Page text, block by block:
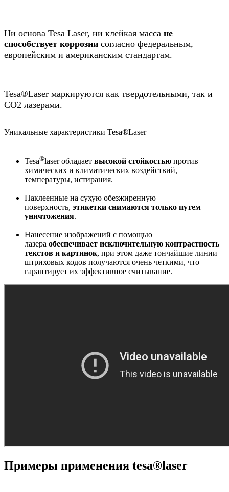
Ни основа Tesa Laser, ни клейкая масса не
способствует коррозии согласно федеральным,
европейским и американским стандартам.
Tesa®Laser маркируются как твердотельными, так и
СО2 лазерами.
Уникальные характеристики Tesa®Laser
Tesa®laser обладает высокой стойкостью против
химических и климатических воздействий,
температуры, истирания.
Наклеенные на сухую обезжиренную
поверхность, этикетки снимаются только путем
уничтожения.
Нанесение изображений с помощью
лазера обеспечивает исключительную контрастность
текстов и картинок, при этом даже тончайшие линии
штриховых кодов получаются очень четкими, что
гарантирует их эффективное считывание.
Примеры применения tesa®laser